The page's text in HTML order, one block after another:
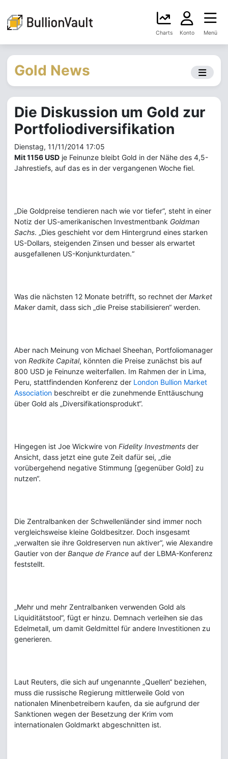
Charts Konto Menü
Gold News
Die Diskussion um Gold zur
Portfoliodiversifikation
Dienstag, 11/11/2014 17:05
Mit 1156 USD je Feinunze bleibt Gold in der Nähe des 4,5-
Jahrestiefs, auf das es in der vergangenen Woche fiel.
„Die Goldpreise tendieren nach wie vor tiefer“, steht in einer
Notiz der US-amerikanischen Investmentbank Goldman
Sachs. „Dies geschieht vor dem Hintergrund eines starken
US-Dollars, steigenden Zinsen und besser als erwartet
ausgefallenen US-Konjunkturdaten.“
Was die nächsten 12 Monate betrifft, so rechnet der Market
Makerdamit, dass sich „die Preise stabilisieren“ werden.
Aber nach Meinung von Michael Sheehan, Portfoliomanager
von Redkite Capital, könnten die Preise zunächst bis auf
800 USD je Feinunze weiterfallen. Im Rahmen der in Lima,
Peru, stattfindenden Konferenz der London Bullion Market
Association beschreibt er die zunehmende Enttäuschung
über Gold als „Diversifikationsprodukt“.
Hingegen ist Joe Wickwire von Fidelity Investments der
Ansicht, dass jetzt eine gute Zeit dafür sei, „die
vorübergehend negative Stimmung [gegenüber Gold] zu
nutzen“.
Die Zentralbanken der Schwellenländer sind immer noch
vergleichsweise kleine Goldbesitzer. Doch insgesamt
„verwalten sie ihre Goldreserven nun aktiver“, wie Alexandre
Gautier von der Banque de France auf der LBMA-Konferenz
feststellt.
„Mehr und mehr Zentralbanken verwenden Gold als
Liquiditätstool“, fügt er hinzu. Demnach verleihen sie das
Edelmetall, um damit Geldmittel für andere Investitionen zu
generieren.
Laut Reuters, die sich auf ungenannte „Quellen“ beziehen,
muss die russische Regierung mittlerweile Gold von
nationalen Minenbetreibern kaufen, da sie aufgrund der
Sanktionen wegen der Besetzung der Krim vom
internationalen Goldmarkt abgeschnitten ist.